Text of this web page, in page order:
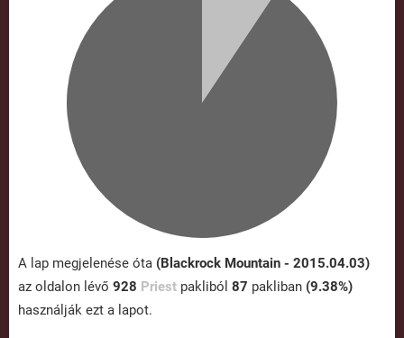
A lap megjelenése óta (Blackrock Mountain - 2015.04.03)
az oldalon lévő 928 Priest pakliból 87 pakliban (9.38%)
használják ezt a lapot.